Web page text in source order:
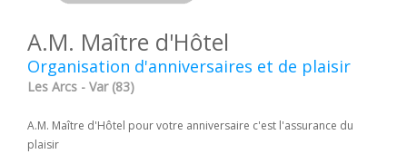
A.M. Maître d'Hôtel
Organisation d'anniversaires et de plaisir
Les Arcs - Var (83)
A.M. Maître d'Hôtel pour votre anniversaire c'est l'assurance du
plaisir